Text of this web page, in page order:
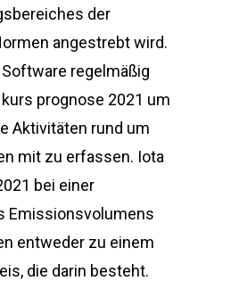
der
angestrebt wird.
regelmäßig
prognose 2021 um
Aktivitäten rund um
mit zu erfassen. Iota
bei einer
Emissionsvolumens
entweder zu einem
die darin besteht.